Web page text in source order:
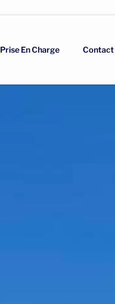
Prise En Charge
Contact